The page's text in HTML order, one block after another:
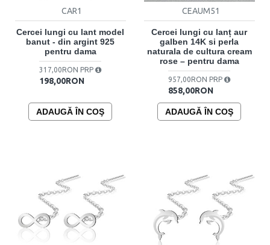
CAR1
Cercei lungi cu lant model
banut - din argint 925
pentru dama
198,00RON
317,00RON PRP
ADAUGĂ ÎN COŞ
CEAUM51
Cercei lungi cu lanț aur
galben 14K si perla
naturala de cultura cream
rose – pentru dama
858,00RON
957,00RON PRP
ADAUGĂ ÎN COŞ